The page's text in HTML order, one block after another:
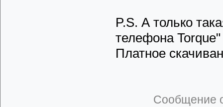
P.S. А только
телефона Torque"
Платное
Сообщение